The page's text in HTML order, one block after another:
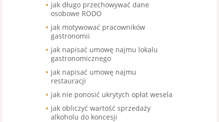
jak długo przechowywać dane
osobowe RODO
jak motywować pracowników
gastronomii
jak napisać umowę najmu lokalu
gastronomicznego
jak napisać umowę najmu
restauracji
jak nie ponosić ukrytych opłat wesela
jak obliczyć wartość sprzedaży
alkoholu do koncesji